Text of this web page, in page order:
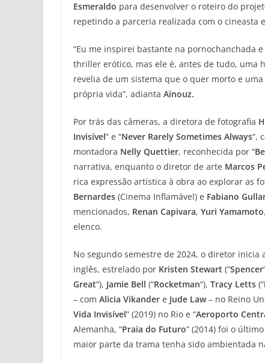
Esmeraldo para desenvolver o roteiro do
repetindo a parceria realizada com o cineasta
“Eu me inspirei bastante na pornochanchada
thriller erótico, mas ele é, antes de tudo, uma
revelia de um sistema que o quer morto e
própria vida”, adianta Aïnouz.
Por trás das câmeras, a diretora de fotografia
Invisível” e “Never Rarely Sometimes Always“,
montadora Nelly Quettier, reconhecida por “
narrativa, enquanto o diretor de arte Marcos
rica expressão artística à obra ao explorar as
Bernardes (Cinema Inflamável) e Fabiano
mencionados, Renan Capivara, Yuri Yamamoto,
elenco.
No segundo semestre de 2024, o diretor inicia
inglês, estrelado por Kristen Stewart (“Spencer
Great“), Jamie Bell (“Rocketman“), Tracy Letts (“
– com Alicia Vikander e Jude Law– no Reino
Vida Invisível” (2019) no Rio e “Aeroporto
Alemanha, “Praia do Futuro” (2014) foi o
maior parte da trama tenha sido ambientada